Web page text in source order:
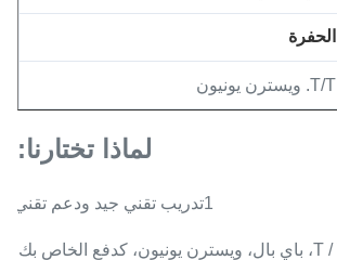
الحفرة
T/T. ويسترن يونيون
لماذا تختارنا:
1تدريب تقني جيد ودعم تقني